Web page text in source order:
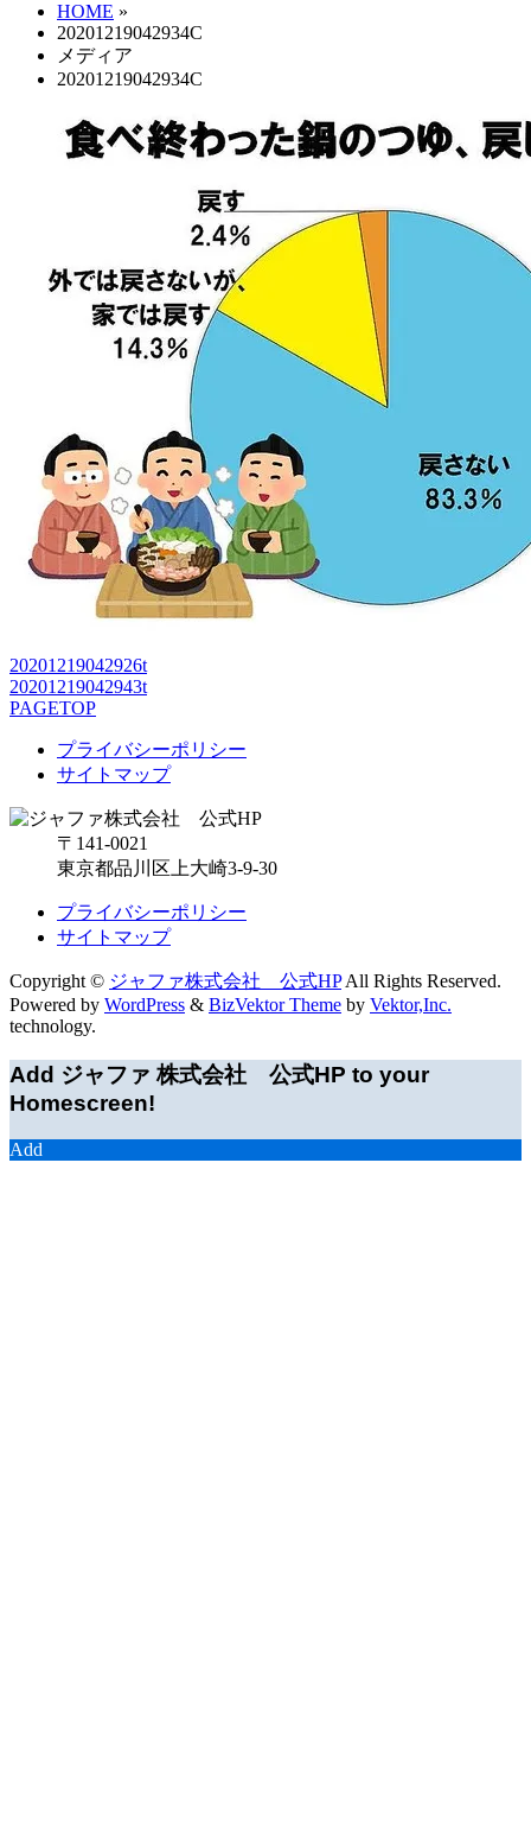
HOME »
20201219042934C
メディア
20201219042934C
20201219042926t
20201219042943t
PAGETOP
プライバシーポリシー
サイトマップ
〒141-0021
東京都品川区上大崎3-9-30
プライバシーポリシー
サイトマップ
Copyright © ジャファ株式会社 公式HPAll Rights Reserved.
Powered by WordPress & BizVektor Theme by Vektor,Inc.
technology.
Add ジャファ 株式会社 公式HP to your
Homescreen!
Add